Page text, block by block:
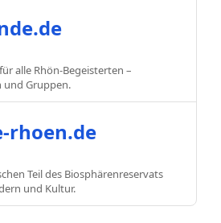
alle Rhön-Begeisterten –
und Gruppen.
rhoen.de
Teil des Biosphärenreservats
und Kultur.